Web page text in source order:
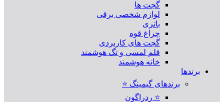
گجت ها
لوازم شخصی برقی
باتری
چراغ قوه
گجت های کاربردی
قلم لمسی و تگ هوشمند
خانه هوشمند
برندها
برندهای گیمینگ ⭐
⭐ ردراگون